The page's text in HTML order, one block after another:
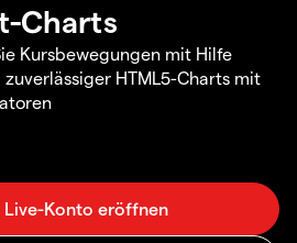
Charts
Kursbewegungen mit Hilfe
HTML5-Charts mit